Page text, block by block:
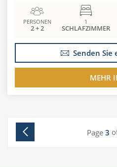
PERSONEN
2 + 2
1
SCHLAFZIMMER
Senden Sie
MEHR
Page 3